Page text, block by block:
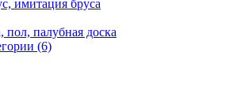
имитация бруса
пол, палубная доска
(6)